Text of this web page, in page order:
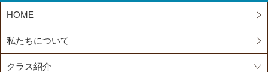
HOME
私たちについて
クラス紹介